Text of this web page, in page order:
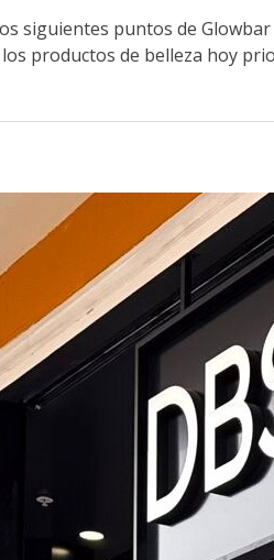
siguientes puntos de
productos de belleza hoy